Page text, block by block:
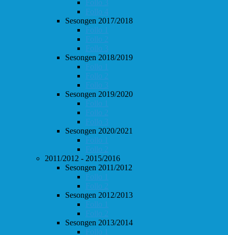
Follo 3
Follo 4
Sesongen 2017/2018
Follo 1
Follo 2
Follo 3
Sesongen 2018/2019
Follo 1
Follo 2
Follo 3
Sesongen 2019/2020
Follo 1
Follo 2
Follo 3
Sesongen 2020/2021
Follo 1
Follo 2
2011/2012 - 2015/2016
Sesongen 2011/2012
Follo 1
Follo 2
Sesongen 2012/2013
Follo 1
Follo 2
Sesongen 2013/2014
Follo 1